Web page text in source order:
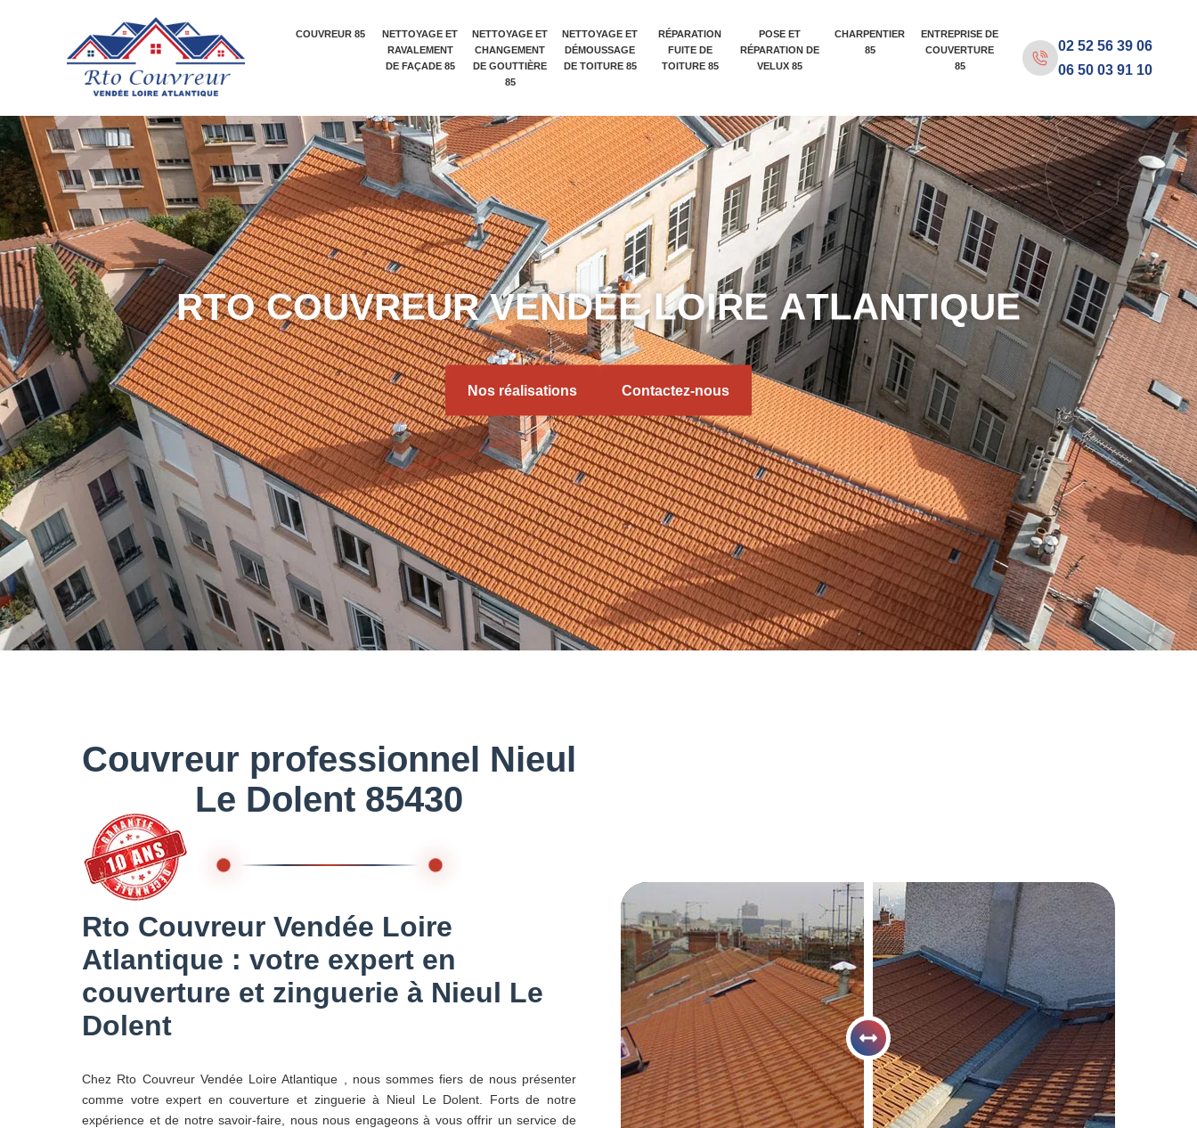
COUVREUR 85
NETTOYAGE ET
RAVALEMENT
DE FAÇADE 85
NETTOYAGE ET
CHANGEMENT
DE GOUTTIÈRE
85
NETTOYAGE ET
DÉMOUSSAGE
DE TOITURE 85
RÉPARATION
FUITE DE
TOITURE 85
POSE ET
RÉPARATION DE
VELUX 85
CHARPENTIER
85
ENTREPRISE DE
COUVERTURE
85
02 52 56 39 06
06 50 03 91 10
RTO COUVREUR VENDÉE LOIRE ATLANTIQUE
Nos réalisations Contactez-nous
Couvreur professionnel Nieul
Le Dolent 85430
Rto Couvreur Vendée Loire
Atlantique : votre expert en
couverture et zinguerie à Nieul Le
Dolent
Chez Rto Couvreur Vendée Loire Atlantique , nous sommes fiers de nous présenter
comme votre expert en couverture et zinguerie à Nieul Le Dolent. Forts de notre
expérience et de notre savoir-faire, nous nous engageons à vous offrir un service de